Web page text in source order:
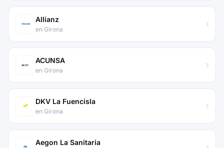
Allianz
en Girona
ACUNSA
en Girona
DKV La Fuencisla
en Girona
Aegon La Sanitaria